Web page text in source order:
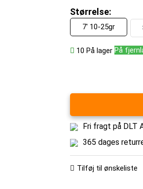
Størrelse:
7' 10-25gr
10 På lager På
Fri fragt på DLT
365 dages
Tilføj til ønskeliste